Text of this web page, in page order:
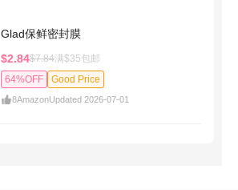
Glad保鲜密封膜
$2.84$7.84满$35包邮
64%OFF
Good Price
8AmazonUpdated 2026-07-01